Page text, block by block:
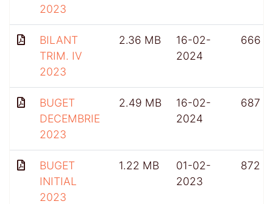
2023
BILANT
TRIM. IV
2023
2.36 MB
16-02-
2024
666
BUGET
DECEMBRIE
2023
2.49 MB
16-02-
2024
687
BUGET
INITIAL
2023
1.22 MB
01-02-
2023
872